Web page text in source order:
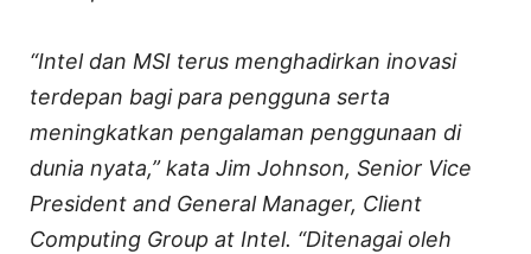
“Intel dan MSI terus menghadirkan inovasi
terdepan bagi para pengguna serta
meningkatkan pengalaman penggunaan di
dunia nyata,” kata Jim Johnson, Senior Vice
President and General Manager, Client
Computing Group at Intel. “Ditenagai oleh